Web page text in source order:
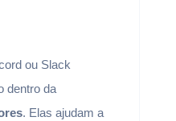
ou Slack
dentro da
. Elas ajudam a